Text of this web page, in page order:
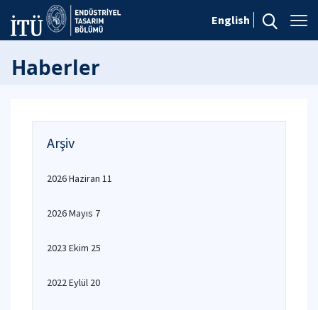
English
Haberler
Arşiv
2026 Haziran 11
2026 Mayıs 7
2023 Ekim 25
2022 Eylül 20